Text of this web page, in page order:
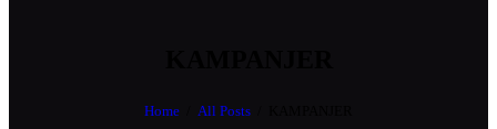
Home All Posts